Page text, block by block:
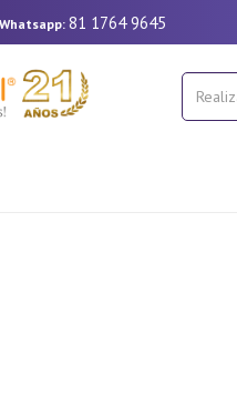
Whatsapp: 81 1764 9645